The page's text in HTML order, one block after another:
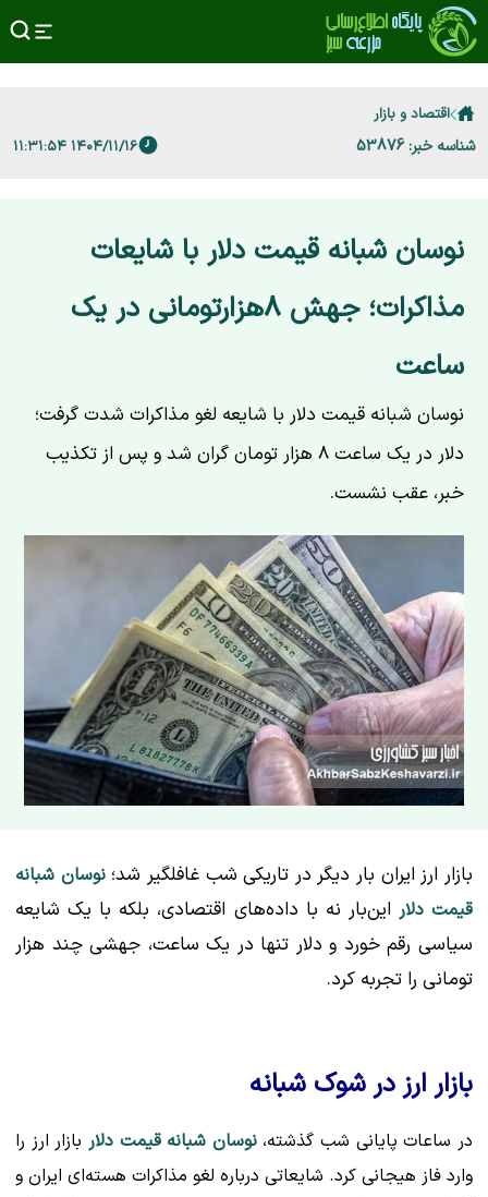
اقتصاد و بازار
شناسه خبر: 53876 ۱۴۰۴/۱۱/۱۶ ۱۱:۳۱:۵۴
نوسان شبانه قیمت دلار با شایعات
مذاکرات؛ جهش ۸هزارتومانی در یک
ساعت
نوسان شبانه قیمت دلار با شایعه لغو مذاکرات شدت گرفت؛
دلار در یک ساعت ۸ هزار تومان گران شد و پس از تکذیب
خبر، عقب نشست.
بازار ارز ایران بار دیگر در تاریکی شب غافلگیر شد؛نوسان شبانه
قیمت دلار این‌بار نه با داده‌های اقتصادی، بلکه با یک شایعه
سیاسی رقم خورد و دلار تنها در یک ساعت، جهشی چند هزار
تومانی را تجربه کرد.
بازار ارز در شوک شبانه
در ساعات پایانی شب گذشته،نوسان شبانه قیمت دلار بازار ارز را
وارد فاز هیجانی کرد. شایعاتی درباره لغو مذاکرات هسته‌ای ایران و